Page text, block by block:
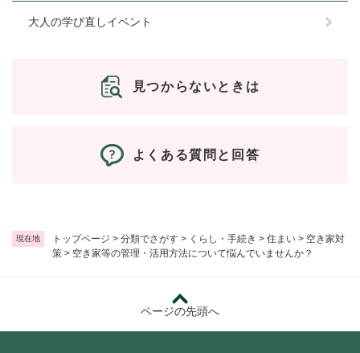
現在地 トップページ > 分類でさがす > くらし・手続き > 住まい > 空き家対
策 > 空き家等の管理・活用方法について悩んでいませんか？
大人の学び直しイベント
見つからないときは
よくある質問と回答
ページの先頭へ